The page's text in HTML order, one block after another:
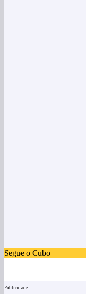
Segue o Cubo
Publicidade